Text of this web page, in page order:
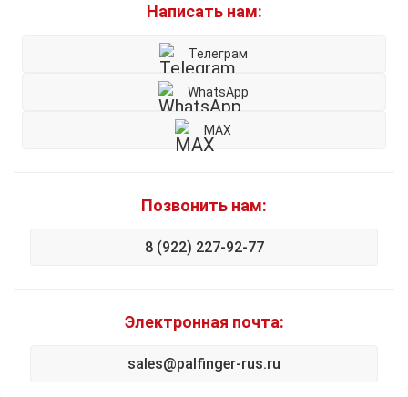
Написать нам:
Телеграм
WhatsApp
MAX
Позвонить нам:
8 (922) 227-92-77
Электронная почта:
sales@palfinger-rus.ru